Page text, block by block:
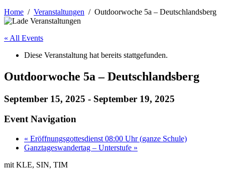
Home
Veranstaltungen Outdoorwoche 5a – Deutschlandsberg
« All Events
Diese Veranstaltung hat bereits stattgefunden.
Outdoorwoche 5a – Deutschlandsberg
September 15, 2025 - September 19, 2025
Event Navigation
« Eröffnungsgottesdienst 08:00 Uhr (ganze Schule)
Ganztageswandertag – Unterstufe »
mit KLE, SIN, TIM